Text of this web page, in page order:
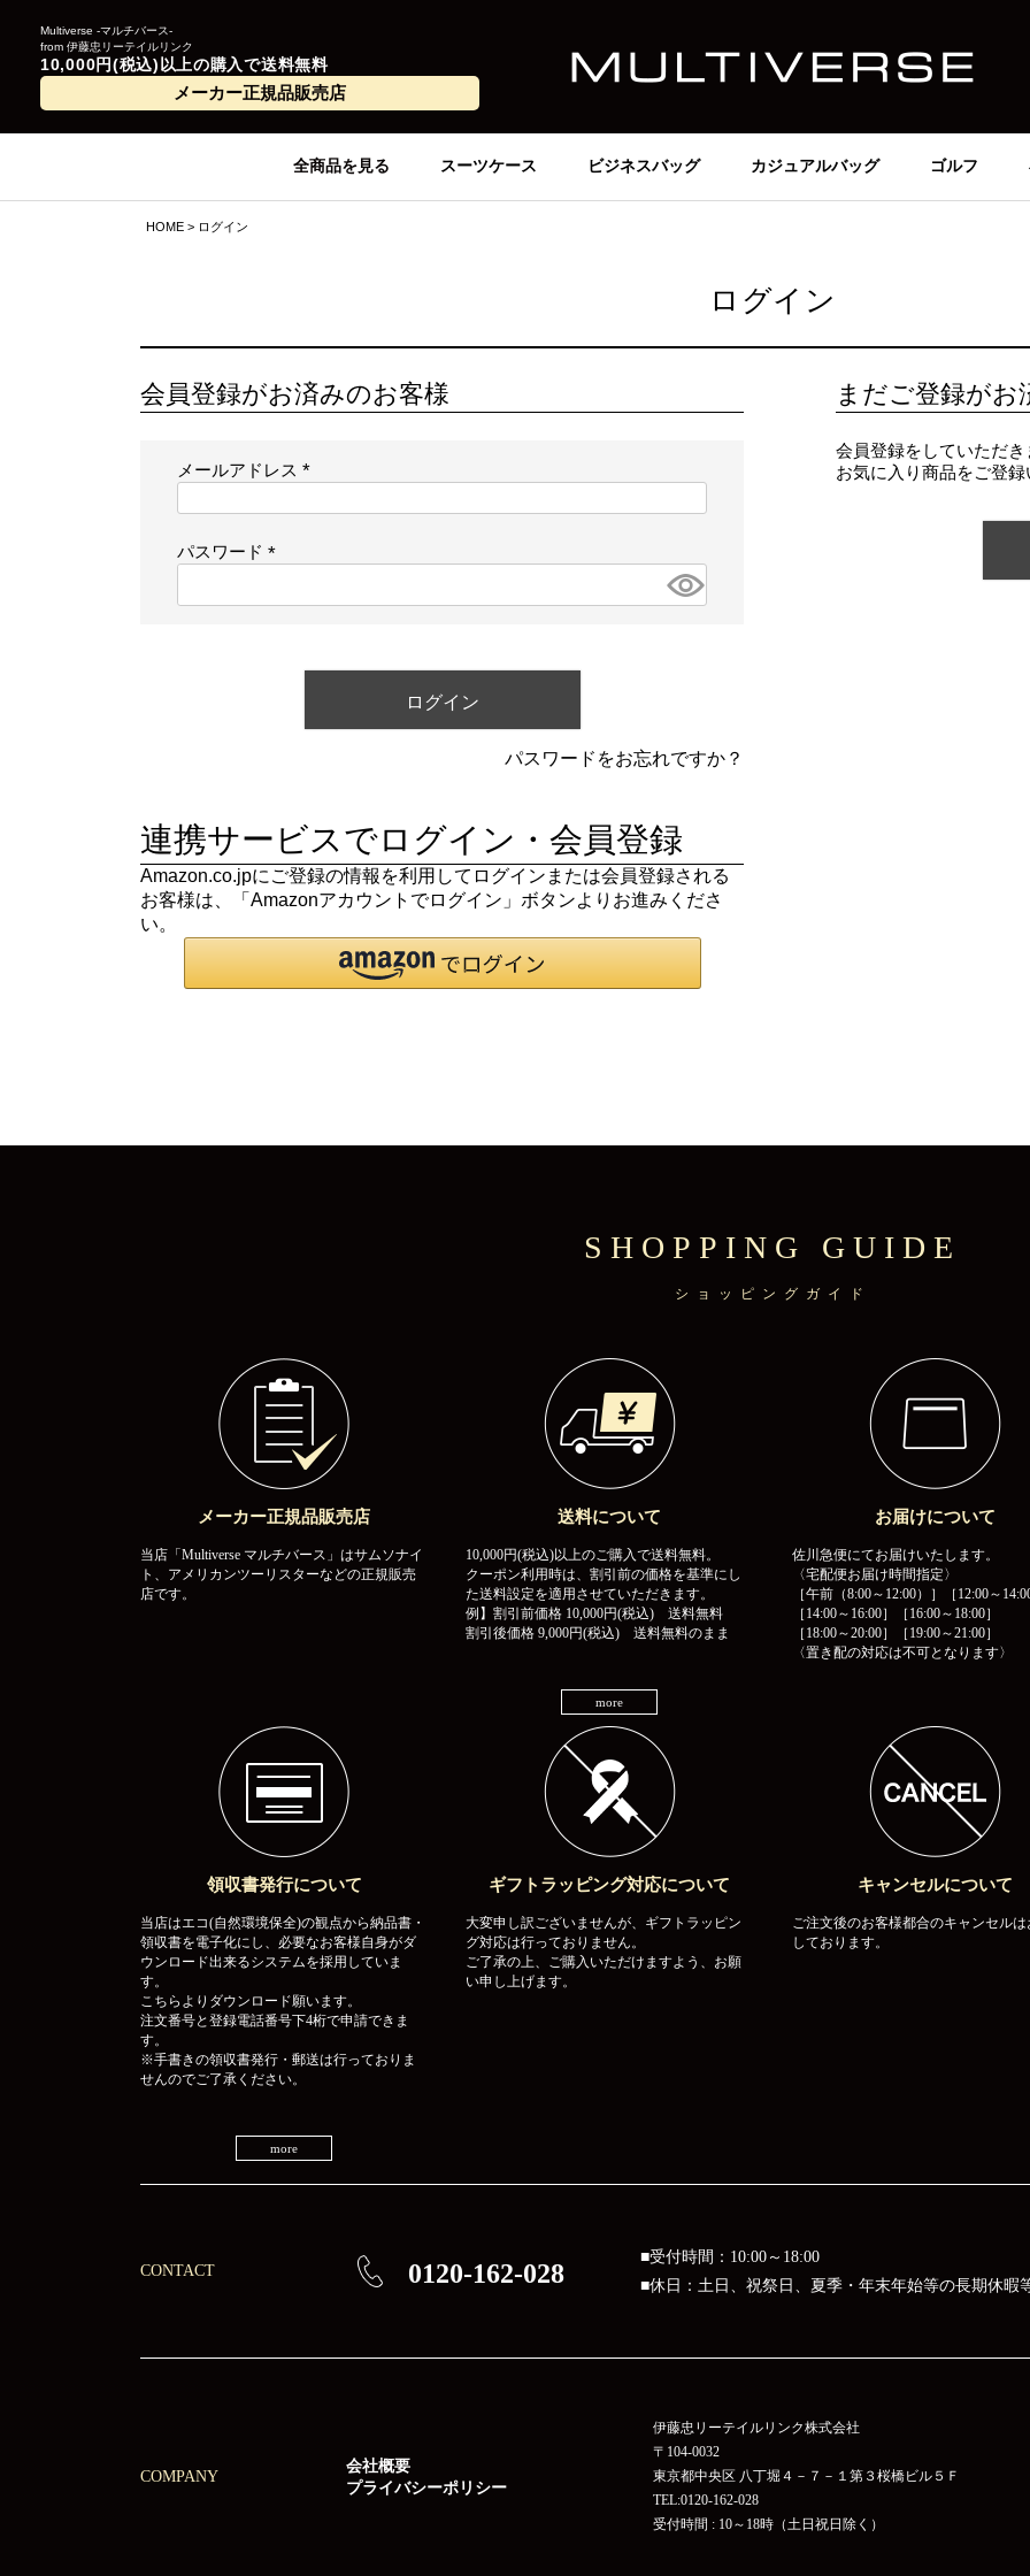
Multiverse -マルチバース-
from 伊藤忠リーテイルリンク
10,000円(税込)以上の購入で送料無料
メーカー正規品販売店
全商品を見る スーツケース ビジネスバッグ カジュアルバッグ ゴルフ
HOME ログイン
ログイン
会員登録がお済みのお客様
メールアドレス
必
パスワード
ログイン
パスワードをお忘れですか？
連携サービスでログイン・会員登録
Amazon.co.jpにご登録の情報を利用してログインまたは会員登録される
お客様は、「Amazonアカウントでログイン」ボタンよりお進みくださ
い。
まだご登録がお
会員登録をしていただ
お気に入り商品をご登
SHOPPING GUIDE
ショッピングガイド
メーカー正規品販売店
当店「Multiverse マルチバース」はサムソナイ
ト、アメリカンツーリスターなどの正規販売
店です。
送料について
10,000円(税込)以上のご購入で送料無料。
クーポン利用時は、割引前の価格を基準にし
た送料設定を適用させていただきます。
例】割引前価格 10,000円(税込) 送料無料
割引後価格 9,000円(税込) 送料無料のまま
more
お届けについて
佐川急便にてお届けいたします。
〈宅配便お届け時間指定〉
［午前（8:00～12:00）］［12:00～
［14:00～16:00］［16:00～18:00］
［18:00～20:00］［19:00～21:00］
〈置き配の対応は不可となります〉
領収書発行について
当店はエコ(自然環境保全)の観点から納品書・
領収書を電子化にし、必要なお客様自身がダ
ウンロード出来るシステムを採用していま
す。
こちらよりダウンロード願います。
注文番号と登録電話番号下4桁で申請できま
す。
※手書きの領収書発行・郵送は行っておりま
せんのでご了承ください。
more
ギフトラッピング対応について
大変申し訳ございませんが、ギフトラッピン
グ対応は行っておりません。
ご了承の上、ご購入いただけますよう、お願
い申し上げます。
キャンセルについて
ご注文後のお客様都合のキャンセルは
しております。
CONTACT 0120-162-028
■受付時間：10:00～18:00
■休日：土日、祝祭日、夏季・年末年始等の長期休暇
COMPANY
会社概要
プライバシーポリシー
伊藤忠リーテイルリンク株式会社
〒104-0032
東京都中央区 八丁堀４－７－１第３桜橋ビル５Ｆ
TEL:0120-162-028
受付時間 : 10～18時（土日祝日除く）